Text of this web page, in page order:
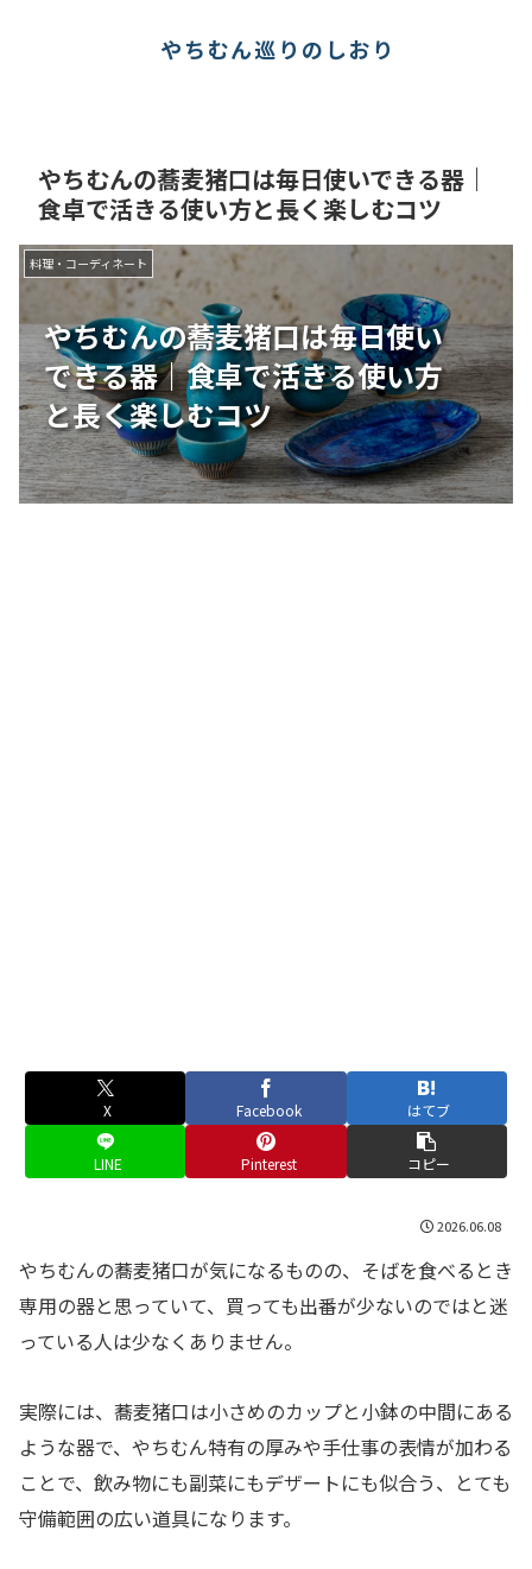
やちむん巡りのしおり
やちむんの蕎麦猪口は毎日使いできる器｜
食卓で活きる使い方と長く楽しむコツ
やちむんの蕎麦猪口は毎日使い
できる器｜食卓で活きる使い方
と長く楽しむコツ
料理・コーディネート
X Facebook はてブ
LINE Pinterest コピー
2026.06.08
やちむんの蕎麦猪口が気になるものの、そばを食べるとき
専用の器と思っていて、買っても出番が少ないのではと迷
っている人は少なくありません。
実際には、蕎麦猪口は小さめのカップと小鉢の中間にある
ような器で、やちむん特有の厚みや手仕事の表情が加わる
ことで、飲み物にも副菜にもデザートにも似合う、とても
守備範囲の広い道具になります。